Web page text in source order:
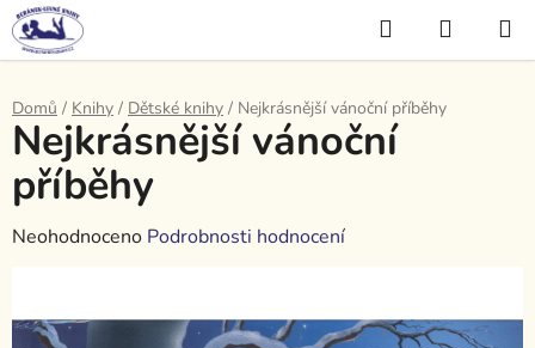
Přejít
na
obsah
Hledat
KOŠÍK
Domů / Knihy / Dětské knihy / Nejkrásnější vánoční příběhy
Nejkrásnější vánoční
příběhy
Průměrné
je
Neohodnoceno Podrobnosti hodnocení